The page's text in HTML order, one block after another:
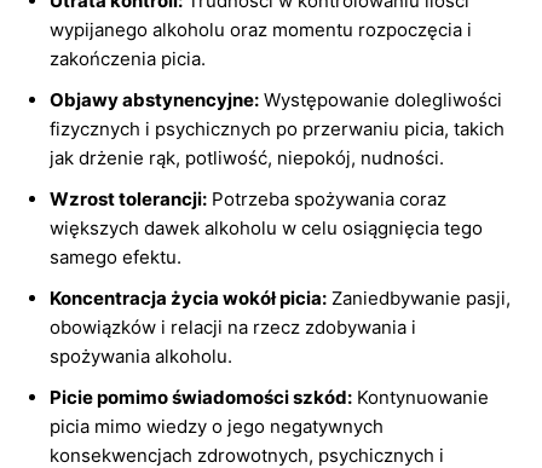
wypijanego alkoholu oraz momentu rozpoczęcia i
zakończenia picia.
Objawy abstynencyjne: Występowanie dolegliwości
fizycznych i psychicznych po przerwaniu picia, takich
jak drżenie rąk, potliwość, niepokój, nudności.
Wzrost tolerancji: Potrzeba spożywania coraz
większych dawek alkoholu w celu osiągnięcia tego
samego efektu.
Koncentracja życia wokół picia: Zaniedbywanie pasji,
obowiązków i relacji na rzecz zdobywania i
spożywania alkoholu.
Picie pomimo świadomości szkód: Kontynuowanie
picia mimo wiedzy o jego negatywnych
konsekwencjach zdrowotnych, psychicznych i